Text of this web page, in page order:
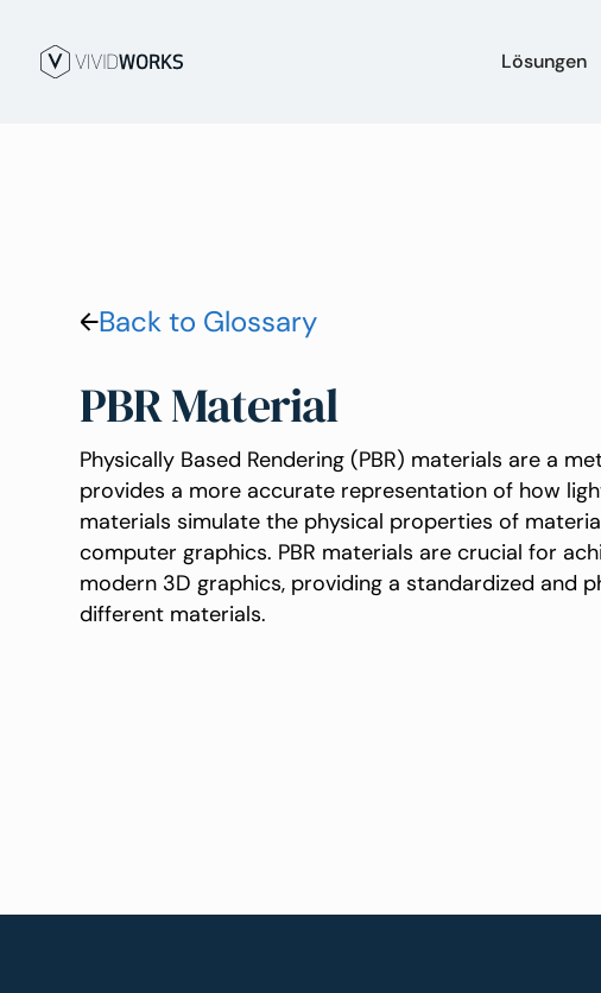
Lösungen
Back to Glossary
PBR Material
Physically Based Rendering (PBR) materials are a
provides a more accurate representation of how
materials simulate the physical properties of
computer graphics. PBR materials are crucial for
modern 3D graphics, providing a standardized and
different materials.